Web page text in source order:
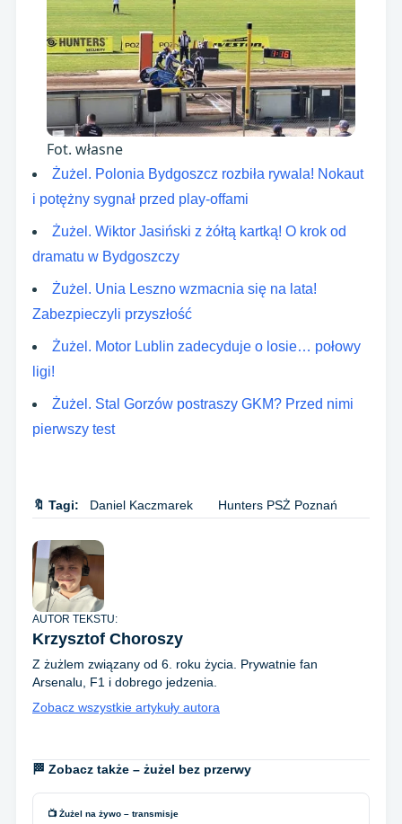
Fot. własne
Żużel. Polonia Bydgoszcz rozbiła rywala! Nokaut
i potężny sygnał przed play-offami
Żużel. Wiktor Jasiński z żółtą kartką! O krok od
dramatu w Bydgoszczy
Żużel. Unia Leszno wzmacnia się na lata!
Zabezpieczyli przyszłość
Żużel. Motor Lublin zadecyduje o losie… połowy
ligi!
Żużel. Stal Gorzów postraszy GKM? Przed nimi
pierwszy test
🔖 Tagi: Daniel Kaczmarek Hunters PSŻ Poznań
AUTOR TEKSTU:
Krzysztof Choroszy
Z żużlem związany od 6. roku życia. Prywatnie fan
Arsenalu, F1 i dobrego jedzenia.
Zobacz wszystkie artykuły autora
🏁 Zobacz także – żużel bez przerwy
📺 Żużel na żywo – transmisje